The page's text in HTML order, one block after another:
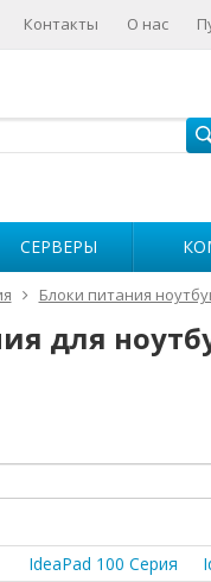
Контакты О нас
СЕРВЕРЫ
Блоки питания
для
IdeaPad 100 Серия